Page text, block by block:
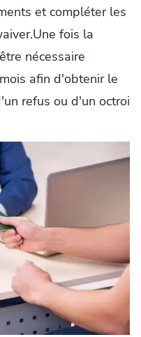
et compléter les
fois la
nécessaire
afin d'obtenir le
refus ou d'un octroi